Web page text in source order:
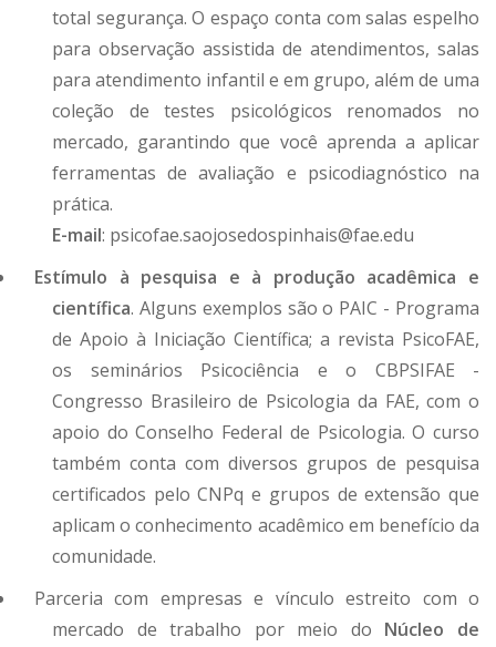
total segurança. O espaço conta com salas espelho
para observação assistida de atendimentos, salas
para atendimento infantil e em grupo, além de uma
coleção de testes psicológicos renomados no
mercado, garantindo que você aprenda a aplicar
ferramentas de avaliação e psicodiagnóstico na
prática.
E-mail: psicofae.saojosedospinhais@fae.edu
Estímulo à pesquisa e à produção acadêmica e
científica. Alguns exemplos são o PAIC - Programa
de Apoio à Iniciação Científica; a revista PsicoFAE,
os seminários Psicociência e o CBPSIFAE -
Congresso Brasileiro de Psicologia da FAE, com o
apoio do Conselho Federal de Psicologia. O curso
também conta com diversos grupos de pesquisa
certificados pelo CNPq e grupos de extensão que
aplicam o conhecimento acadêmico em benefício da
comunidade.
Parceria com empresas e vínculo estreito com o
mercado de trabalho por meio do Núcleo de